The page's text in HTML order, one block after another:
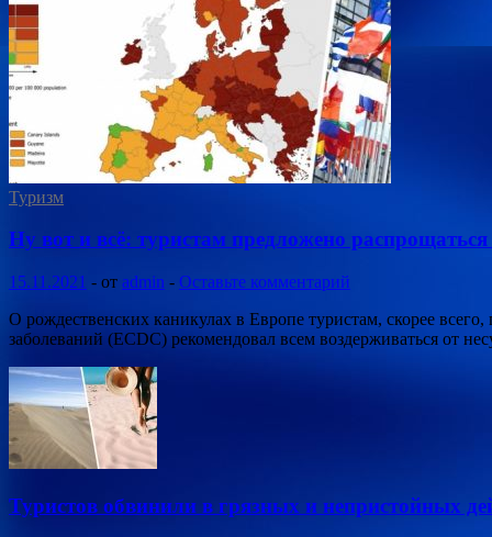
Туризм
Ну вот и всё: туристам предложено
15.11.2021 - от admin - Оставьте комментарий
О рождественских каникулах в Европе туристам, скорее
заболеваний (ECDC) рекомендовал всем воздерживаться от
Туристов обвинили в грязных и непристойных